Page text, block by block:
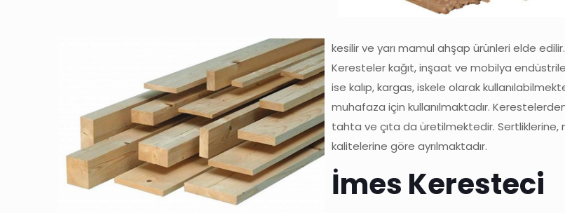
kesilir ve yarı mamul ahşap ürünleri elde
Keresteler kağıt, inşaat ve mobilya
ise kalıp, kargas, iskele olarak
muhafaza için kullanılmaktadır.
tahta ve çıta da üretilmektedir. Sertliklerine,
kalitelerine göre ayrılmaktadır.
İmes Keresteci